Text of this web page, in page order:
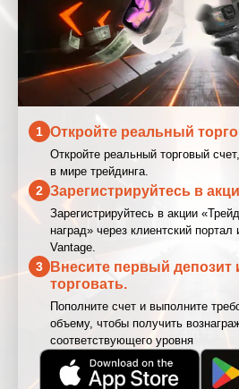
1 Откройте реальный
Откройте реальный торговый
в мире трейдинга.
2 Зарегистрируйтесь в
Зарегистрируйтесь в акции
наград» через клиентский
Vantage.
3
Внесите первый депозит
торговать.
Пополните счет и выполните
объему, чтобы получить
соответствующего уровня